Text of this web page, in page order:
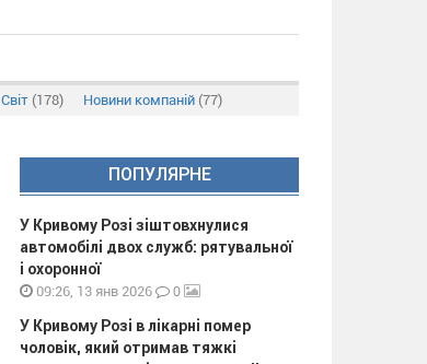
Світ (178) Новини компаній (77)
ПОПУЛЯРНЕ
У Кривому Розі зіштовхнулися
автомобілі двох служб: рятувальної
і охоронної
09:26, 13 янв 2026 0
У Кривому Розі в лікарні помер
чоловік, який отримав тяжкі